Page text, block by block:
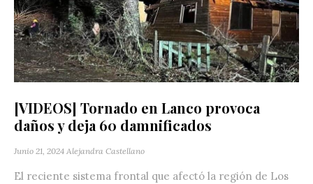
[VIDEOS] Tornado en Lanco provoca
daños y deja 60 damnificados
Junio 21, 2024 Alejandra Castellano
El reciente sistema frontal que afectó la región de Los